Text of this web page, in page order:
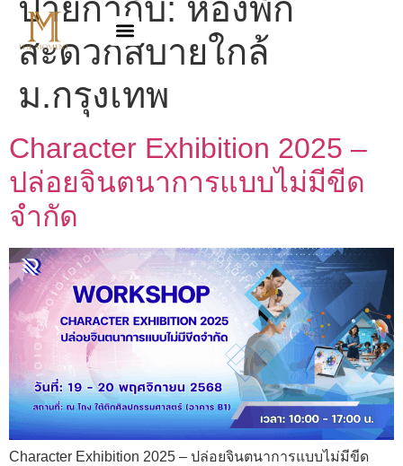
ป้ายกำกับ: ห้องพัก
สะดวกสบายใกล้
ม.กรุงเทพ
Character Exhibition 2025 –
ปล่อยจินตนาการแบบไม่มีขีด
จำกัด
Character Exhibition 2025 – ปล่อยจินตนาการแบบไม่มีขีด